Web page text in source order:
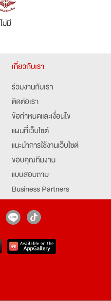
ไม่มี
เกี่ยวกับเรา
ร่วมงานกับเรา
ติดต่อเรา
ข้อกำหนดและเงื่อนไข
แผนที่เว็บไซต์
แนะนำการใช้งานเว็บไซต์
ขอบคุณทีมงาน
แบบสอบถาม
Business Partners
Partner มหาวิทยาลัย
Job Index
job